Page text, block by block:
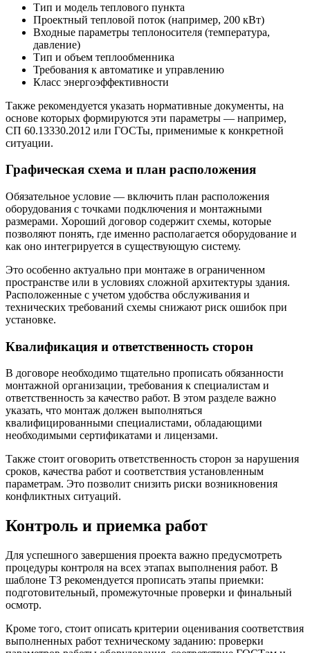
Тип и модель теплового пункта
Проектный тепловой поток (например, 200 кВт)
Входные параметры теплоносителя (температура,
давление)
Тип и объем теплообменника
Требования к автоматике и управлению
Класс энергоэффективности
Также рекомендуется указать нормативные документы, на
основе которых формируются эти параметры — например,
СП 60.13330.2012 или ГОСТы, применимые к конкретной
ситуации.
Графическая схема и план расположения
Обязательное условие — включить план расположения
оборудования с точками подключения и монтажными
размерами. Хороший договор содержит схемы, которые
позволяют понять, где именно располагается оборудование и
как оно интегрируется в существующую систему.
Это особенно актуально при монтаже в ограниченном
пространстве или в условиях сложной архитектуры здания.
Расположенные с учетом удобства обслуживания и
технических требований схемы снижают риск ошибок при
установке.
Квалификация и ответственность сторон
В договоре необходимо тщательно прописать обязанности
монтажной организации, требования к специалистам и
ответственность за качество работ. В этом разделе важно
указать, что монтаж должен выполняться
квалифицированными специалистами, обладающими
необходимыми сертификатами и лицензами.
Также стоит оговорить ответственность сторон за нарушения
сроков, качества работ и соответствия установленным
параметрам. Это позволит снизить риски возникновения
конфликтных ситуаций.
Контроль и приемка работ
Для успешного завершения проекта важно предусмотреть
процедуры контроля на всех этапах выполнения работ. В
шаблоне ТЗ рекомендуется прописать этапы приемки:
подготовительный, промежуточные проверки и финальный
осмотр.
Кроме того, стоит описать критерии оценивания соответствия
выполненных работ техническому заданию: проверки